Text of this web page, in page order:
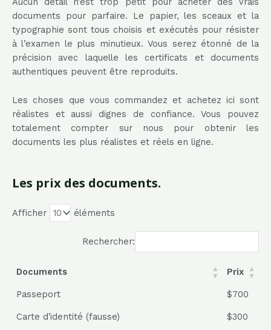
documents pour parfaire. Le papier, les sceaux et la
typographie sont tous choisis et exécutés pour résister
à l’examen le plus minutieux. Vous serez étonné de la
précision avec laquelle les certificats et documents
authentiques peuvent être reproduits.
Les choses que vous commandez et achetez ici sont
réalistes et aussi dignes de confiance. Vous pouvez
totalement compter sur nous pour obtenir les
documents les plus réalistes et réels en ligne.
Les prix des documents.
Afficher éléments
Rechercher:
Documents Prix
Passeport $700
Carte d'identité (fausse) $300